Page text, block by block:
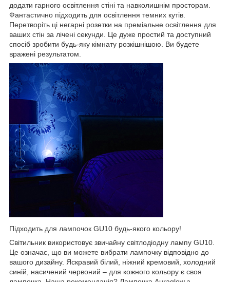
додати гарного освітлення стіні та навколишнім просторам.
Фантастично підходить для освітлення темних кутів.
Перетворіть ці негарні розетки на преміальне освітлення для
ваших стін за лічені секунди. Це дуже простий та доступний
спосіб зробити будь-яку кімнату розкішнішою. Ви будете
вражені результатом.
Підходить для лампочок GU10 будь-якого кольору!
Світильник використовує звичайну світлодіодну лампу GU10.
Це означає, що ви можете вибрати лампочку відповідно до
вашого дизайну. Яскравий білий, ніжний кремовий, холодний
синій, насичений червоний – для кожного кольору є своя